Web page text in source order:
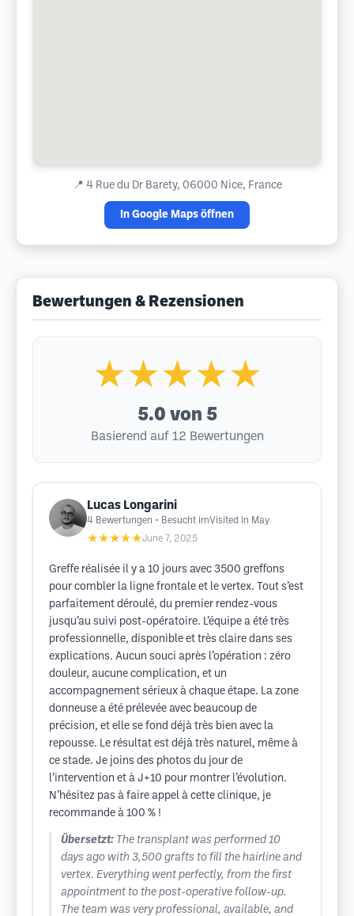
📍 4 Rue du Dr Barety, 06000 Nice, France
In Google Maps öffnen
Bewertungen & Rezensionen
★★★★★
5.0 von 5
Basierend auf 12 Bewertungen
Lucas Longarini
4 Bewertungen • Besucht imVisited in May
★★★★★June 7, 2025
Greffe réalisée il y a 10 jours avec 3500 greffons
pour combler la ligne frontale et le vertex. Tout s’est
parfaitement déroulé, du premier rendez-vous
jusqu’au suivi post-opératoire. L’équipe a été très
professionnelle, disponible et très claire dans ses
explications. Aucun souci après l’opération : zéro
douleur, aucune complication, et un
accompagnement sérieux à chaque étape. La zone
donneuse a été prélevée avec beaucoup de
précision, et elle se fond déjà très bien avec la
repousse. Le résultat est déjà très naturel, même à
ce stade. Je joins des photos du jour de
l’intervention et à J+10 pour montrer l’évolution.
N’hésitez pas à faire appel à cette clinique, je
recommande à 100 % !
Übersetzt: The transplant was performed 10
days ago with 3,500 grafts to fill the hairline and
vertex. Everything went perfectly, from the first
appointment to the post-operative follow-up.
The team was very professional, available, and